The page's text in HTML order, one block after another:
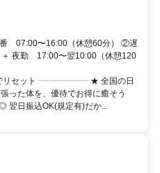
07:00〜16:00（休憩60分） ②遅
夜勤 17:00〜翌10:00（休憩120
でリセット ┈┈┈┈┈┈ ★ 全国の日
った体を、優待でお得に癒そう
込OK(規定有)だか...